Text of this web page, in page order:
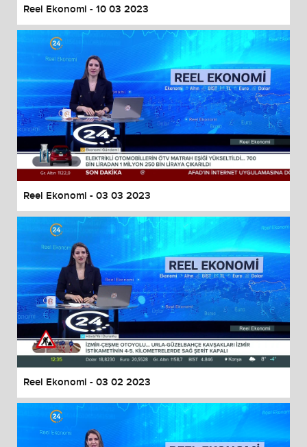
Reel Ekonomi - 10 03 2023
Reel Ekonomi - 03 03 2023
Reel Ekonomi - 03 02 2023